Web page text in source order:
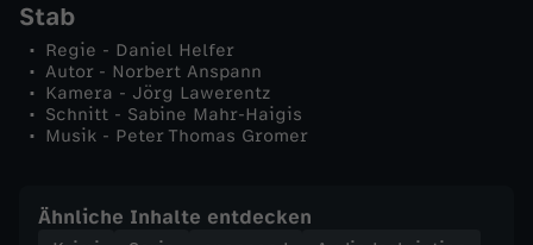
Stab
Regie - Daniel Helfer
Autor - Norbert Anspann
Kamera - Jörg Lawerentz
Schnitt - Sabine Mahr-Haigis
Musik - Peter Thomas Gromer
Ähnliche Inhalte entdecken